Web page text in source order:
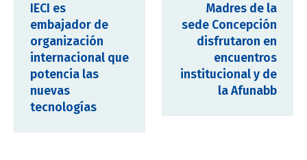
IECI es
embajador de
organización
internacional que
potencia las
nuevas
tecnologías
Madres de la
sede Concepción
disfrutaron en
encuentros
institucional y de
la Afunabb